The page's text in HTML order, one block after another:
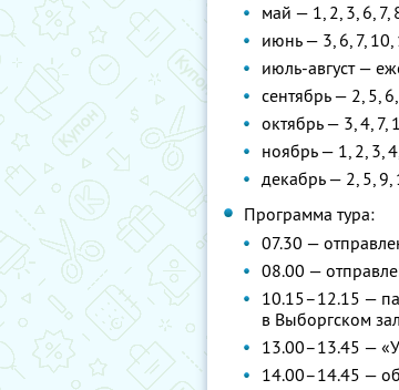
май — 1, 2, 3, 6, 7,
июнь — 3, 6, 7, 10,
июль-август —
сентябрь — 2, 5,
октябрь — 3, 4, 7,
ноябрь — 1, 2, 3,
декабрь — 2, 5, 9,
Программа тура:
07.30 —
08.00 —
10.15–12.15 —
в Выборгском
13.00–13.45 —
14.00–14.45 —